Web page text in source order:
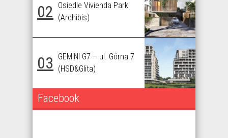
02
Osiedle Vivienda Park
(Archibis)
03
GEMINI G7 – ul. Górna 7
(HSD&Glita)
Facebook